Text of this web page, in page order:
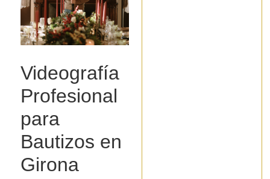
Videografía
Profesional
para
Bautizos en
Girona